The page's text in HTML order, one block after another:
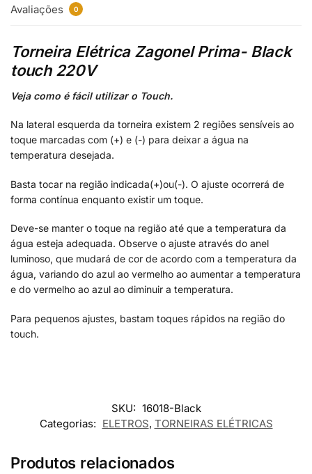
Avaliações 0
Torneira Elétrica Zagonel Prima- Black
touch 220V
Veja como é fácil utilizar o Touch.
Na lateral esquerda da torneira existem 2 regiões sensíveis ao
toque marcadas com (+) e (-) para deixar a água na
temperatura desejada.
Basta tocar na região indicada(+)ou(-). O ajuste ocorrerá de
forma contínua enquanto existir um toque.
Deve-se manter o toque na região até que a temperatura da
água esteja adequada. Observe o ajuste através do anel
luminoso, que mudará de cor de acordo com a temperatura da
água, variando do azul ao vermelho ao aumentar a temperatura
e do vermelho ao azul ao diminuir a temperatura.
Para pequenos ajustes, bastam toques rápidos na região do
touch.
SKU: 16018-Black
Categorias: ELETROS, TORNEIRAS ELÉTRICAS
Produtos relacionados